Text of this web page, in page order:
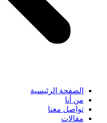
الصفحة الرئيسية
من أنا
تواصل معنا
مقالات